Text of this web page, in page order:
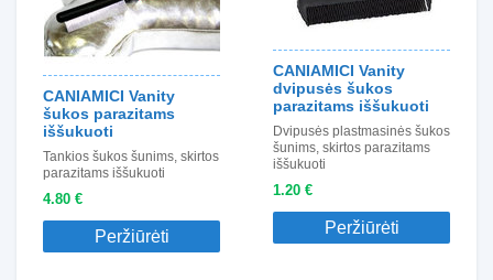
CANIAMICI Vanity
šukos parazitams
iššukuoti
Tankios šukos šunims, skirtos
parazitams iššukuoti
4.80 €
Peržiūrėti
CANIAMICI Vanity
dvipusės šukos
parazitams iššukuoti
Dvipusės plastmasinės šukos
šunims, skirtos parazitams
iššukuoti
1.20 €
Peržiūrėti